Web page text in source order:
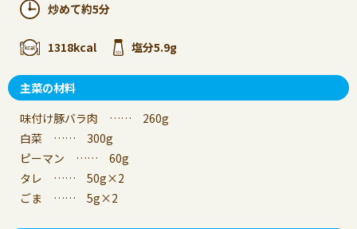
炒めて約5分
1318kcal 塩分5.9g
主菜の材料
味付け豚バラ肉 …… 260g
白菜 …… 300g
ピーマン …… 60g
タレ …… 50g×2
ごま …… 5g×2